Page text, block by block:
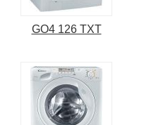
GO4 126 TXT